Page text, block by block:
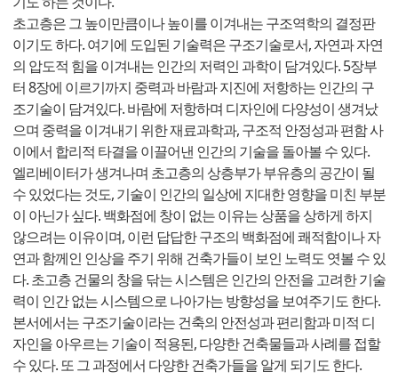
초고층은 그 높이만큼이나 높이를 이겨내는 구조역학의 결정판
이기도 하다. 여기에 도입된 기술력은 구조기술로서, 자연과 자연
의 압도적 힘을 이겨내는 인간의 저력인 과학이 담겨있다. 5장부
터 8장에 이르기까지 중력과 바람과 지진에 저항하는 인간의 구
조기술이 담겨있다. 바람에 저항하며 디자인에 다양성이 생겨났
으며 중력을 이겨내기 위한 재료과학과, 구조적 안정성과 편함 사
이에서 합리적 타결을 이끌어낸 인간의 기술을 돌아볼 수 있다.
엘리베이터가 생겨나며 초고층의 상층부가 부유층의 공간이 될
수 있었다는 것도, 기술이 인간의 일상에 지대한 영향을 미친 부분
이 아닌가 싶다. 백화점에 창이 없는 이유는 상품을 상하게 하지
않으려는 이유이며, 이런 답답한 구조의 백화점에 쾌적함이나 자
연과 함께인 인상을 주기 위해 건축가들이 보인 노력도 엿볼 수 있
다. 초고층 건물의 창을 닦는 시스템은 인간의 안전을 고려한 기술
력이 인간 없는 시스템으로 나아가는 방향성을 보여주기도 한다.
본서에서는 구조기술이라는 건축의 안전성과 편리함과 미적 디
자인을 아우르는 기술이 적용된, 다양한 건축물들과 사례를 접할
수 있다. 또 그 과정에서 다양한 건축가들을 알게 되기도 한다.